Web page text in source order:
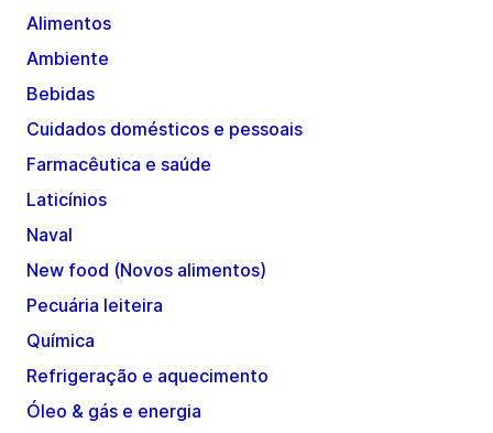
Alimentos
Ambiente
Bebidas
Cuidados domésticos e pessoais
Farmacêutica e saúde
Laticínios
Naval
New food (Novos alimentos)
Pecuária leiteira
Química
Refrigeração e aquecimento
Óleo & gás e energia